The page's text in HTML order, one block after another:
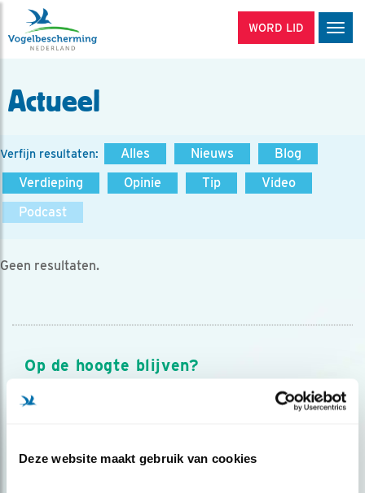
Deze website maakt gebruik van cookies
WORD LID
Actueel
Verfijn resultaten: Alles Nieuws
Blog
Verdieping
Opinie Tip
Video
Podcast
Geen resultaten.
Op de hoogte blijven?
Meld je aan en ontvang nieuws, inspiratie, acties en tips
over vogels en activiteiten van Vogelbescherming.